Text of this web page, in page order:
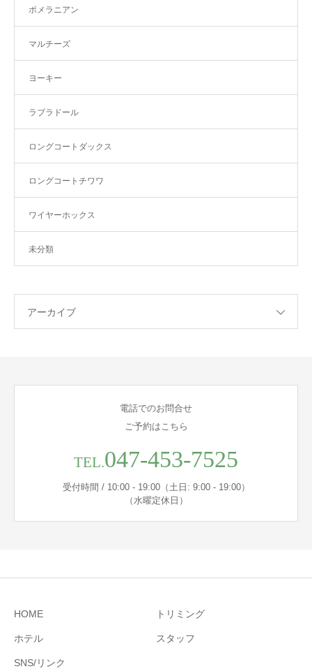
ポメラニアン
マルチーズ
ヨーキー
ラブラドール
ロングコートダックス
ロングコートチワワ
ワイヤーホックス
未分類
アーカイブ
電話でのお問合せ
ご予約はこちら
TEL.047-453-7525
受付時間 / 10:00 - 19:00（土日: 9:00 - 19:00）
（水曜定休日）
HOME トリミング
ホテル スタッフ
SNS/リンク